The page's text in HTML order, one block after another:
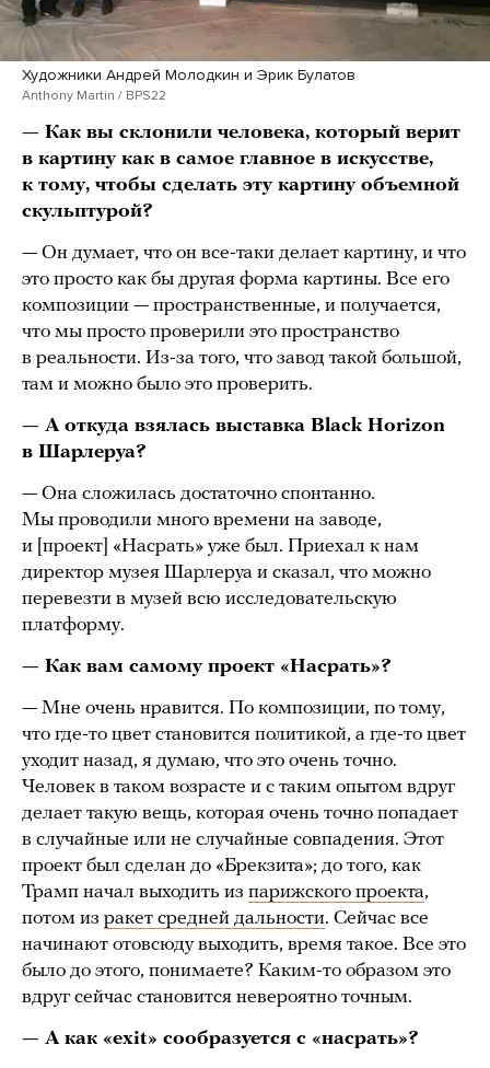
Художники Андрей Молодкин и Эрик Булатов
Anthony Martin / BPS22
— Как вы склонили человека, который верит
в картину как в самое главное в искусстве,
к тому, чтобы сделать эту картину объемной
скульптурой?
— Он думает, что он все-таки делает картину, и что
это просто как бы другая форма картины. Все его
композиции — пространственные, и получается,
что мы просто проверили это пространство
в реальности. Из-за того, что завод такой большой,
там и можно было это проверить.
— А откуда взялась выставка Black Horizon
в Шарлеруа?
— Она сложилась достаточно спонтанно.
Мы проводили много времени на заводе,
и [проект] «Насрать» уже был. Приехал к нам
директор музея Шарлеруа и сказал, что можно
перевезти в музей всю исследовательскую
платформу.
— Как вам самому проект «Насрать»?
— Мне очень нравится. По композиции, по тому,
что где-то цвет становится политикой, а где-то цвет
уходит назад, я думаю, что это очень точно.
Человек в таком возрасте и с таким опытом вдруг
делает такую вещь, которая очень точно попадает
в случайные или не случайные совпадения. Этот
проект был сделан до «Брекзита»; до того, как
Трамп начал выходить из парижского проекта,
потом из ракет средней дальности. Сейчас все
начинают отовсюду выходить, время такое. Все это
было до этого, понимаете? Каким-то образом это
вдруг сейчас становится невероятно точным.
— А как «exit» сообразуется с «насрать»?